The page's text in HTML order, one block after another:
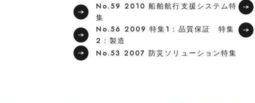
No.59 2010 船舶航行支援システム特
集
No.56 2009 特集1：品質保証 特集
2：製造
No.53 2007 防災ソリューション特集